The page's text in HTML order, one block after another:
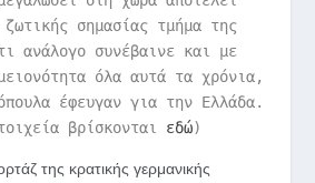
σημασίας τμήμα της
ανάλογο συνέβαινε και με
όλα αυτά τα χρόνια,
έφευγαν για την Ελλάδα.
βρίσκονται εδώ)
της κρατικής γερμανικής